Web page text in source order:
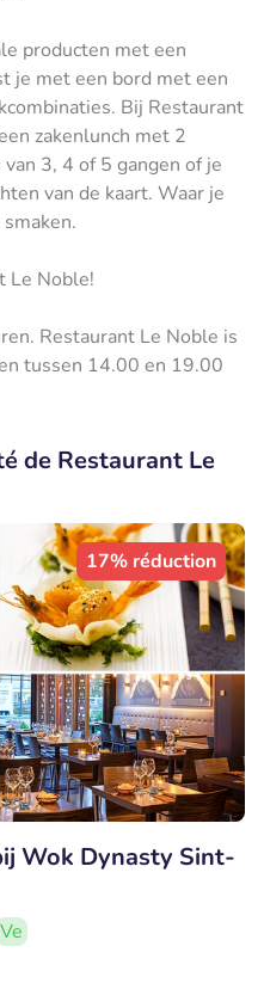
producten met een
je met een bord met een
Bij Restaurant
zakenlunch met 2
3, 4 of 5 gangen of je
van de kaart. Waar je
Le Noble!
Restaurant Le Noble is
tussen 14.00 en 19.00
de Restaurant Le
17% réduction
Wok Dynasty Sint-
Ve